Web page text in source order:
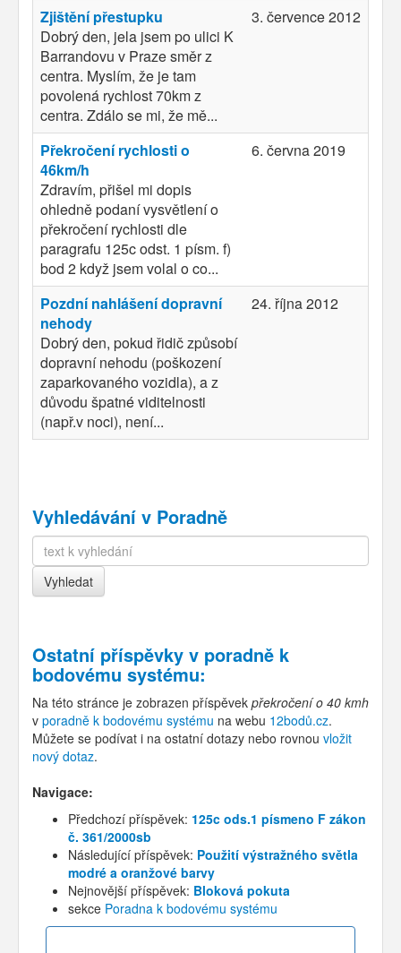
Zjištění přestupku
Dobrý den, jela jsem po ulici K
Barrandovu v Praze směr z
centra. Myslím, že je tam
povolená rychlost 70km z
centra. Zdálo se mi, že mě...
3. července 2012
Překročení rychlosti o
46km/h
Zdravím, přišel mi dopis
ohledně podaní vysvětlení o
překročení rychlosti dle
paragrafu 125c odst. 1 písm. f)
bod 2 když jsem volal o co...
6. června 2019
Pozdní nahlášení dopravní
nehody
Dobrý den, pokud řidič způsobí
dopravní nehodu (poškození
zaparkovaného vozidla), a z
důvodu špatné viditelnosti
(např.v noci), není...
24. října 2012
Vyhledávání v Poradně
Ostatní příspěvky v poradně k
bodovému systému:
Na této stránce je zobrazen příspěvek překročení o 40 kmh
v poradně k bodovému systému na webu 12bodů.cz.
Můžete se podívat i na ostatní dotazy nebo rovnou vložit
nový dotaz.
Navigace:
Předchozí příspěvek: 125c ods.1 písmeno F zákon
č. 361/2000sb
Následující příspěvek: Použití výstražného světla
modré a oranžové barvy
Nejnovější příspěvek: Bloková pokuta
sekce Poradna k bodovému systému